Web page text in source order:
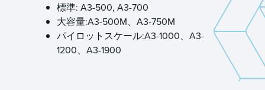
標準: A3-500, A3-700
大容量:A3-500M、A3-750M
パイロットスケール:A3-1000、A3-
1200、A3-1900